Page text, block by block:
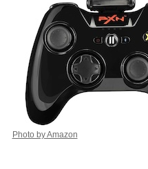
Photo by Amazon